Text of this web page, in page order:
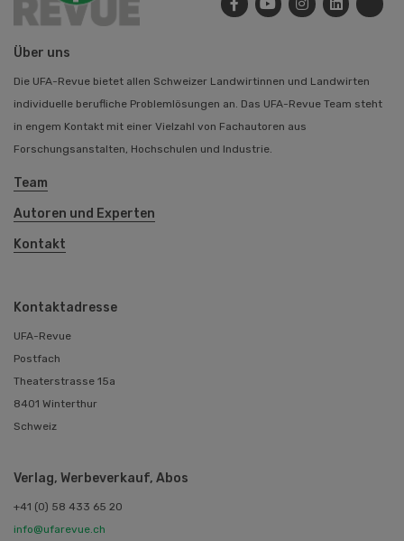
Über uns
Die UFA-Revue bietet allen Schweizer Landwirtinnen und Landwirten
individuelle berufliche Problemlösungen an. Das UFA-Revue Team steht
in engem Kontakt mit einer Vielzahl von Fachautoren aus
Forschungsanstalten, Hochschulen und Industrie.
Team
Autoren und Experten
Kontakt
Kontaktadresse
UFA-Revue
Postfach
Theaterstrasse 15a
8401 Winterthur
Schweiz
Verlag, Werbeverkauf, Abos
+41 (0) 58 433 65 20
info@ufarevue.ch